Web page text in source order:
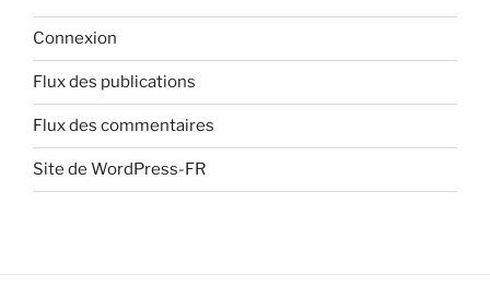
Connexion
Flux des publications
Flux des commentaires
Site de WordPress-FR